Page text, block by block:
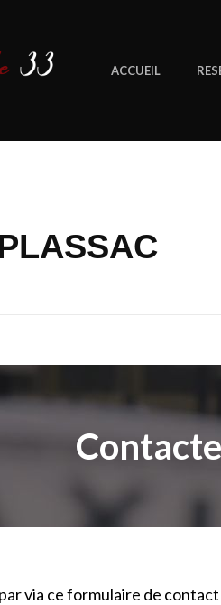
ACCUEIL
via ce formulaire de